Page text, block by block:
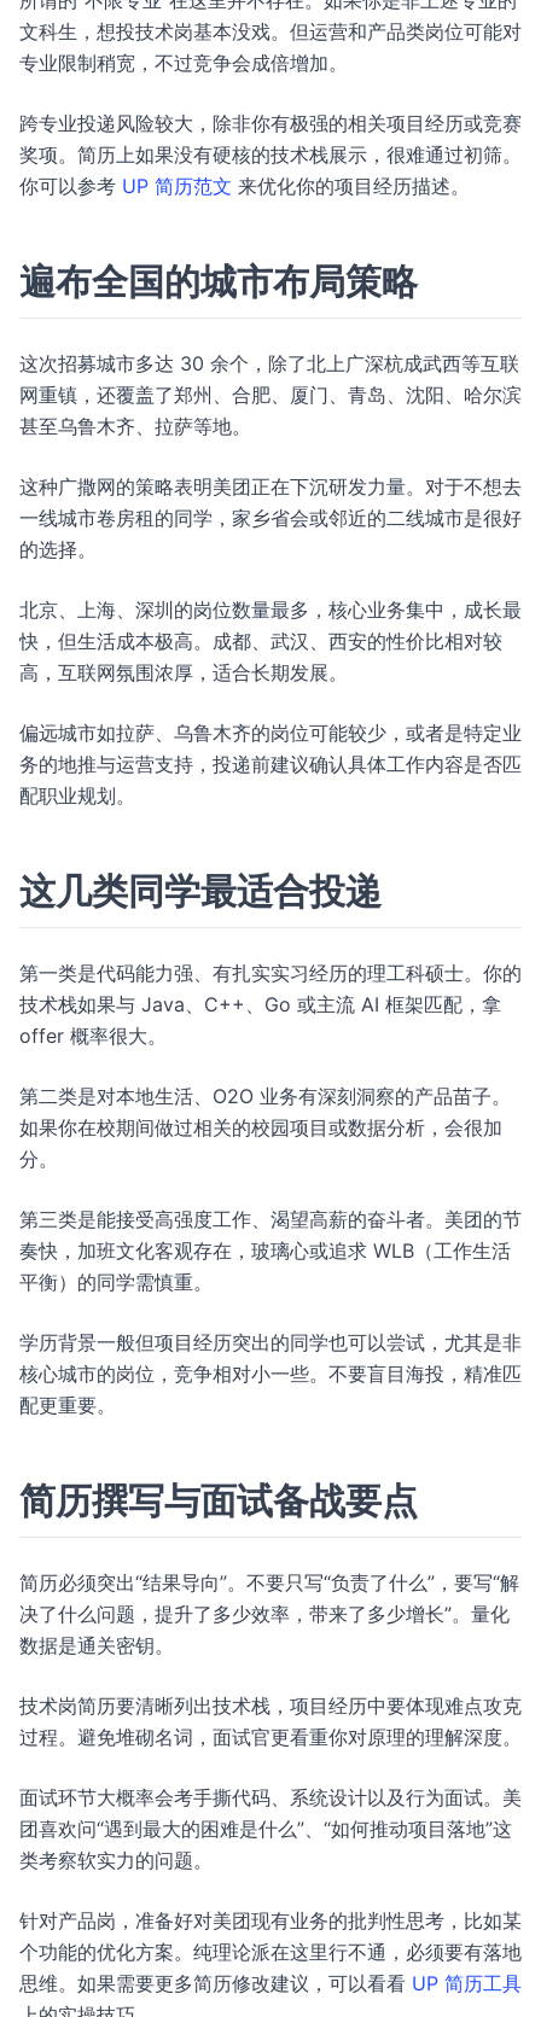
文科生，想投技术岗基本没戏。但运营和产品类岗位可能对
专业限制稍宽，不过竞争会成倍增加。
跨专业投递风险较大，除非你有极强的相关项目经历或竞赛
奖项。简历上如果没有硬核的技术栈展示，很难通过初筛。
你可以参考 UP 简历范文 来优化你的项目经历描述。
遍布全国的城市布局策略
这次招募城市多达 30 余个，除了北上广深杭成武西等互联
网重镇，还覆盖了郑州、合肥、厦门、青岛、沈阳、哈尔滨
甚至乌鲁木齐、拉萨等地。
这种广撒网的策略表明美团正在下沉研发力量。对于不想去
一线城市卷房租的同学，家乡省会或邻近的二线城市是很好
的选择。
北京、上海、深圳的岗位数量最多，核心业务集中，成长最
快，但生活成本极高。成都、武汉、西安的性价比相对较
高，互联网氛围浓厚，适合长期发展。
偏远城市如拉萨、乌鲁木齐的岗位可能较少，或者是特定业
务的地推与运营支持，投递前建议确认具体工作内容是否匹
配职业规划。
这几类同学最适合投递
第一类是代码能力强、有扎实实习经历的理工科硕士。你的
技术栈如果与 Java、C++、Go 或主流 AI 框架匹配，拿
offer 概率很大。
第二类是对本地生活、O2O 业务有深刻洞察的产品苗子。
如果你在校期间做过相关的校园项目或数据分析，会很加
分。
第三类是能接受高强度工作、渴望高薪的奋斗者。美团的节
奏快，加班文化客观存在，玻璃心或追求 WLB（工作生活
平衡）的同学需慎重。
学历背景一般但项目经历突出的同学也可以尝试，尤其是非
核心城市的岗位，竞争相对小一些。不要盲目海投，精准匹
配更重要。
简历撰写与面试备战要点
简历必须突出“结果导向”。不要只写“负责了什么”，要写“解
决了什么问题，提升了多少效率，带来了多少增长”。量化
数据是通关密钥。
技术岗简历要清晰列出技术栈，项目经历中要体现难点攻克
过程。避免堆砌名词，面试官更看重你对原理的理解深度。
面试环节大概率会考手撕代码、系统设计以及行为面试。美
团喜欢问“遇到最大的困难是什么”、“如何推动项目落地”这
类考察软实力的问题。
针对产品岗，准备好对美团现有业务的批判性思考，比如某
个功能的优化方案。纯理论派在这里行不通，必须要有落地
思维。如果需要更多简历修改建议，可以看看 UP 简历工具